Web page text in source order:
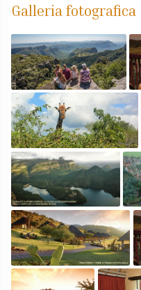
Galleria fotografica